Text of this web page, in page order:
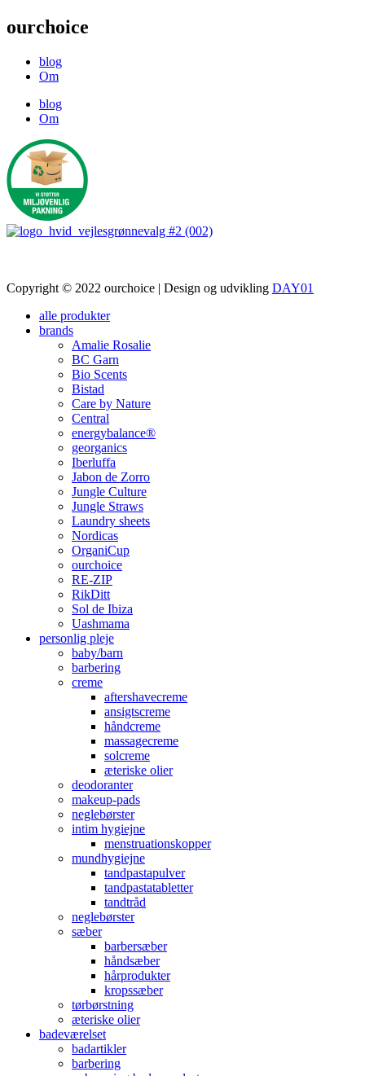
ourchoice
blog
Om
blog
Om
Copyright © 2022 ourchoice | Design og udvikling DAY01
alle produkter
brands
Amalie Rosalie
BC Garn
Bio Scents
Bistad
Care by Nature
Central
energybalance®
georganics
Iberluffa
Jabon de Zorro
Jungle Culture
Jungle Straws
Laundry sheets
Nordicas
OrganiCup
ourchoice
RE-ZIP
RikDitt
Sol de Ibiza
Uashmama
personlig pleje
baby/barn
barbering
creme
aftershavecreme
ansigtscreme
håndcreme
massagecreme
solcreme
æteriske olier
deodoranter
makeup-pads
neglebørster
intim hygiejne
menstruationskopper
mundhygiejne
tandpastapulver
tandpastatabletter
tandtråd
neglebørster
sæber
barbersæber
håndsæber
hårprodukter
kropssæber
tørbørstning
æteriske olier
badeværelset
badartikler
barbering